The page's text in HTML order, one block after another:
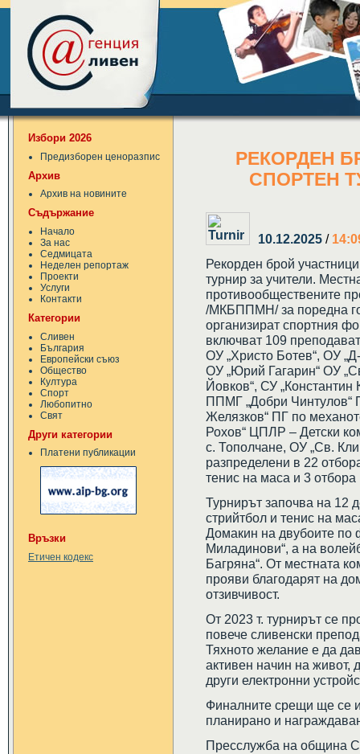
Избори 2026
Предизборен ценоразпис
Архив
Архив на новините
Съдържание
Начало
За нас
Седмицата
Неделен репортаж
Проекти
Услуги
Контакти
Категории
Сливен
България
Европейски съюз
Общество
Култура
Спорт
Любопитно
Свят
Други категории
Платени публикации
Връзки
Етичен кодекс
РЕКОРДЕН
СПОРТЕН
10.12.2025 /
Рекорден брой
турнир за учители.
противообществените
/МКБППМН/ за поредна
организират спортния
включват 109
ОУ „Христо Ботев“, ОУ
ОУ „Юрий Гагарин“ ОУ
Йовков“, СУ „Константин
ППМГ „Добри Чинтулов“
Желязков“ ПГ по
Рохов“ ЦПЛР – Детски
с. Тополчане, ОУ „Св.
разпределени в 22
тенис на маса и 3
Турнирът започва на 12
стрийтбол и тенис на
Домакин на двубоите по
Миладинови“, а на
Багряна“. От местната
прояви благодарят на
отзивчивост.
От 2023 т. турнирът се
повече сливенски
Тяхното желание е да
активен начин на живот,
други електронни
Финалните срещи ще се
планирано и
Пресслужба на община